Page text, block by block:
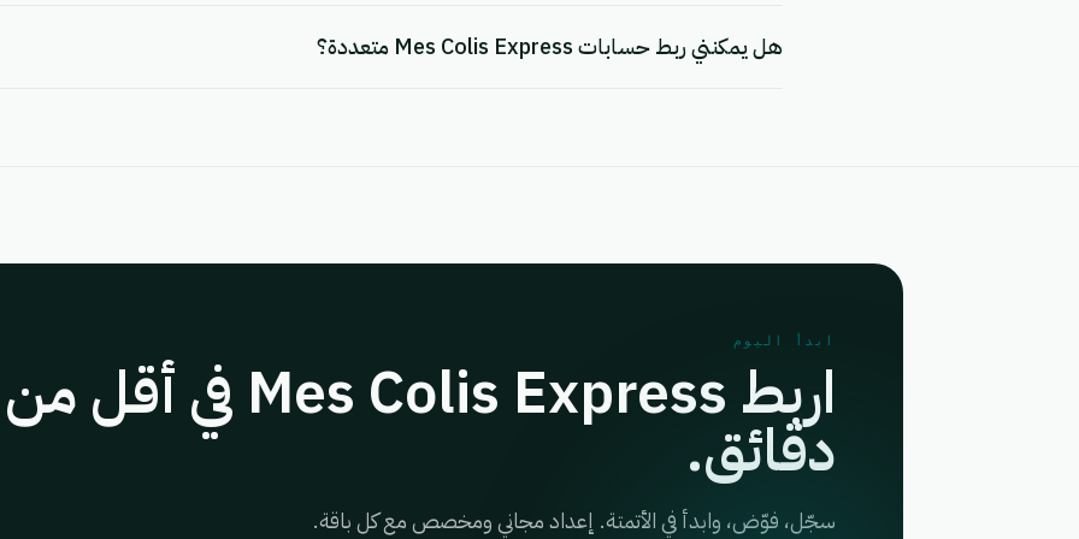
هل يمكنني ربط حسابات Mes Colis Express متعددة؟
ابدأ اليوم
دقائق.
سجّل، فوّض، وابدأ في الأتمتة. إعداد مجاني ومخصص مع كل باقة.